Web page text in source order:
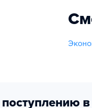
поступлению